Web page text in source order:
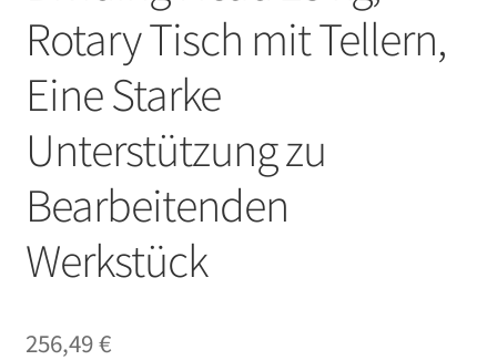
Rotary Tisch mit Tellern,
Eine Starke
Unterstützung zu
Bearbeitenden
Werkstück
256,49€